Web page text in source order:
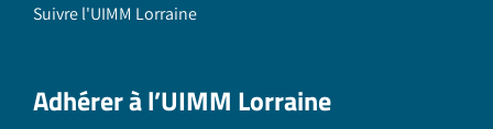
Suivre l'UIMM Lorraine
Adhérer à l’UIMM Lorraine